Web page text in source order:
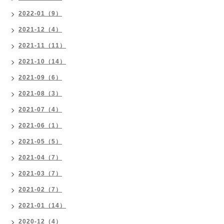
2022-01（9）
2021-12（4）
2021-11（11）
2021-10（14）
2021-09（6）
2021-08（3）
2021-07（4）
2021-06（1）
2021-05（5）
2021-04（7）
2021-03（7）
2021-02（7）
2021-01（14）
2020-12（4）